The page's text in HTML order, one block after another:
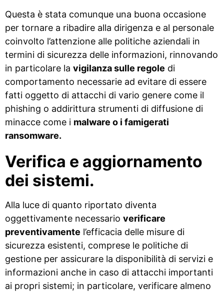
Questa è stata comunque una buona occasione
per tornare a ribadire alla dirigenza e al personale
coinvolto l’attenzione alle politiche aziendali in
termini di sicurezza delle informazioni, rinnovando
in particolare la vigilanza sulle regole di
comportamento necessarie ad evitare di essere
fatti oggetto di attacchi di vario genere come il
phishing o addirittura strumenti di diffusione di
minacce come i malware o i famigerati
ransomware.
Verifica e aggiornamento
dei sistemi.
Alla luce di quanto riportato diventa
oggettivamente necessario verificare
preventivamente l’efficacia delle misure di
sicurezza esistenti, comprese le politiche di
gestione per assicurare la disponibilità di servizi e
informazioni anche in caso di attacchi importanti
ai propri sistemi; in particolare, verificare almeno